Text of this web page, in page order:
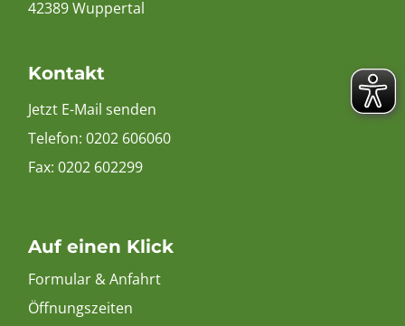
42389 Wuppertal
Kontakt
Jetzt E-Mail senden
Telefon: 0202 606060
Fax: 0202 602299
Auf einen Klick
Formular & Anfahrt
Öffnungszeiten